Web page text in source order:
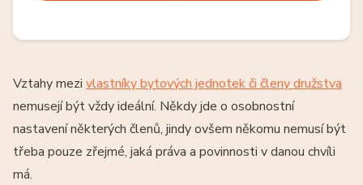
Vztahy mezi vlastníky bytových jednotek či členy družstva
nemusejí být vždy ideální. Někdy jde o osobnostní
nastavení některých členů, jindy ovšem někomu nemusí být
třeba pouze zřejmé, jaká práva a povinnosti v danou chvíli
má.